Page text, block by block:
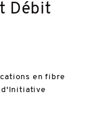
Débit
en fibre
d'Initiative